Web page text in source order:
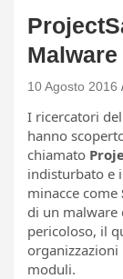
10 Agosto 2016
I ricercatori
hanno
chiamato
indisturbato e
minacce come
di un malware
pericoloso, il
moduli.